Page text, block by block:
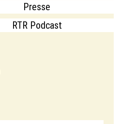
Presse
RTR Podcast